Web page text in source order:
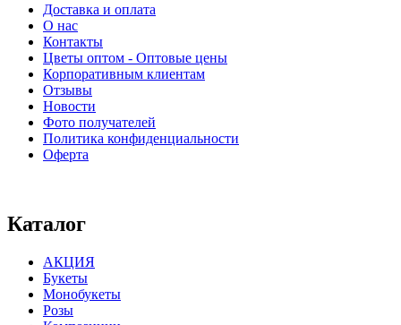
Доставка и оплата
О нас
Контакты
Цветы оптом - Оптовые цены
Корпоративным клиентам
Отзывы
Новости
Фото получателей
Политика конфиденциальности
Оферта
Каталог
АКЦИЯ
Букеты
Монобукеты
Розы